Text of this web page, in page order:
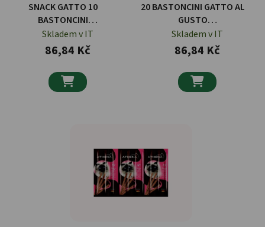
SNACK GATTO 10
BASTONCINI
POLLO&FEGATO
Skladem v IT
86,84 Kč

20 BASTONCINI GATTO AL
GUSTO
FEGATO/MANZO/POLLO
Skladem v IT
86,84 Kč
